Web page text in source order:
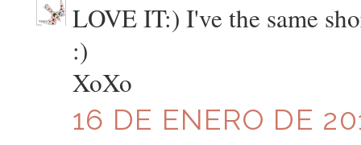
LOVE IT:) I've the same
:)
XoXo
16 DE ENERO DE